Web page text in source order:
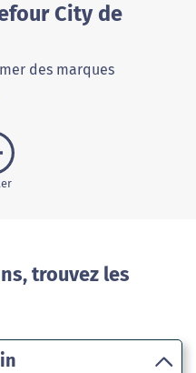
City de
des marques
trouvez les